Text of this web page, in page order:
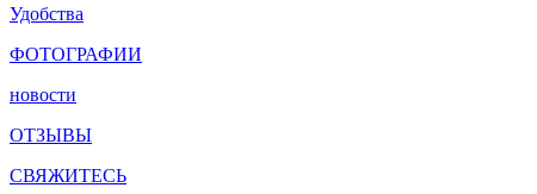
Удобства
ФОТОГРАФИИ
новости
ОТЗЫВЫ
СВЯЖИТЕСЬ